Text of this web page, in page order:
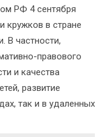
РФ 4 сентября
кружков в стране
В частности,
правового
и качества
развитие
так и в удаленных